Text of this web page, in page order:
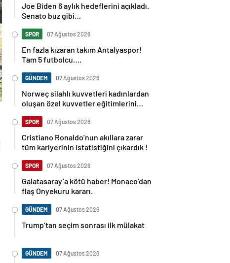
Joe Biden 6 aylık hedeflerini açıkladı.
Senato buz gibi…
SPOR 07 Ağustos 2026
En fazla kızaran takım Antalyaspor!
Tam 5 futbolcu….
GÜNDEM 07 Ağustos 2026
Norweç silahlı kuvvetleri kadınlardan
oluşan özel kuvvetler eğitimlerini
SPOR 07 Ağustos 2026
Cristiano Ronaldo’nun akıllara zarar
tüm kariyerinin istatistiğini çıkardık !
SPOR 07 Ağustos 2026
Galatasaray’a kötü haber! Monaco’dan
flaş Onyekuru kararı.
GÜNDEM 07 Ağustos 2026
Trump’tan seçim sonrası ilk mülakat
GÜNDEM 07 Ağustos 2026